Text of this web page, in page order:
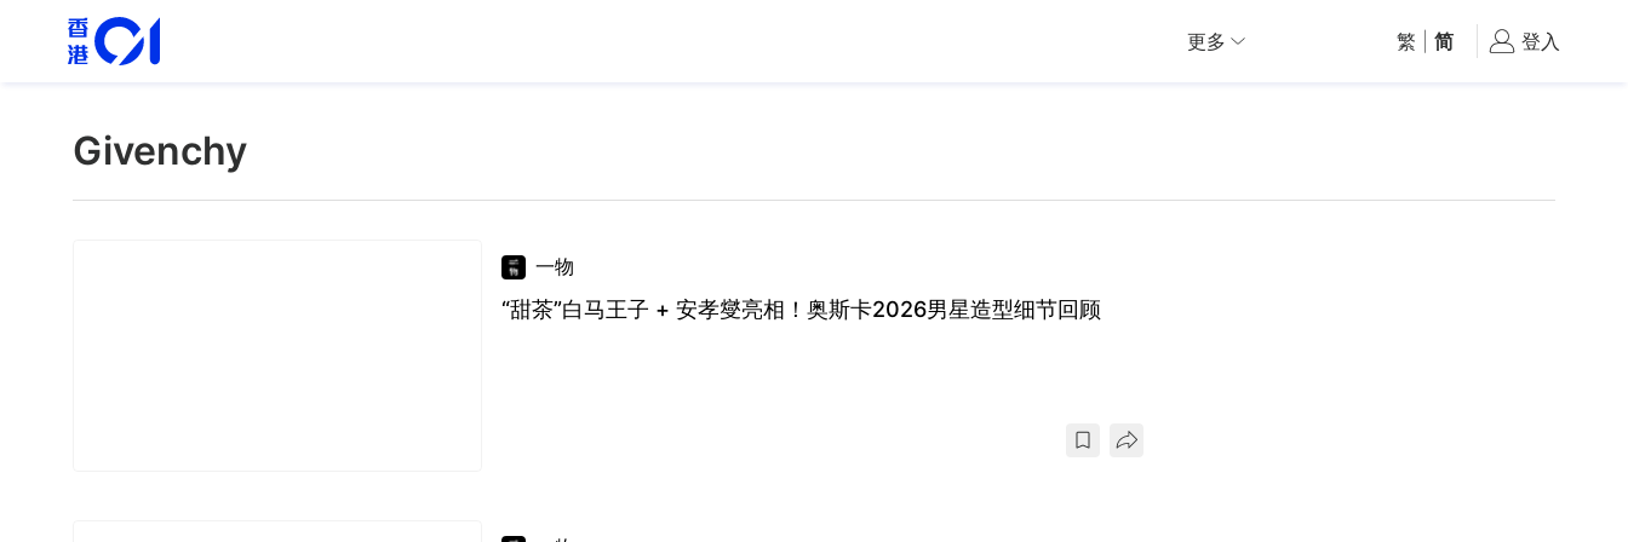
更多 繁 简 登入
Givenchy
一物
“甜茶”白马王子 + 安孝燮亮相！奥斯卡2026男星造型细节回顾